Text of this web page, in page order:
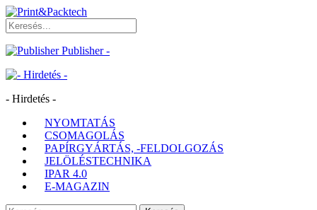
Publisher -
- Hirdetés -
NYOMTATÁS
CSOMAGOLÁS
PAPÍRGYÁRTÁS, -FELDOLGOZÁS
JELÖLÉSTECHNIKA
IPAR 4.0
E-MAGAZIN